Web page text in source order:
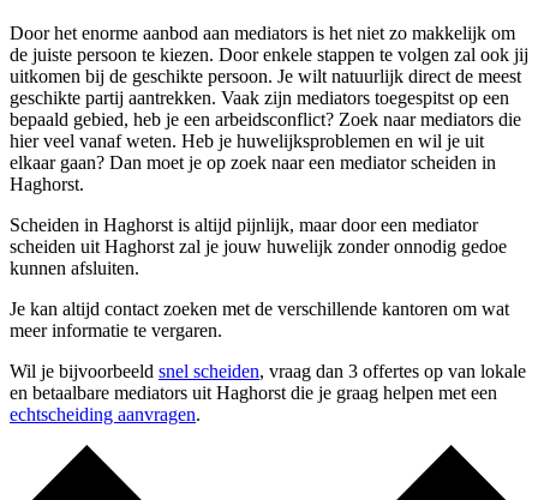
Door het enorme aanbod aan mediators is het niet zo makkelijk om
de juiste persoon te kiezen. Door enkele stappen te volgen zal ook jij
uitkomen bij de geschikte persoon. Je wilt natuurlijk direct de meest
geschikte partij aantrekken. Vaak zijn mediators toegespitst op een
bepaald gebied, heb je een arbeidsconflict? Zoek naar mediators die
hier veel vanaf weten. Heb je huwelijksproblemen en wil je uit
elkaar gaan? Dan moet je op zoek naar een mediator scheiden in
Haghorst.
Scheiden in Haghorst is altijd pijnlijk, maar door een mediator
scheiden uit Haghorst zal je jouw huwelijk zonder onnodig gedoe
kunnen afsluiten.
Je kan altijd contact zoeken met de verschillende kantoren om wat
meer informatie te vergaren.
Wil je bijvoorbeeld snel scheiden, vraag dan 3 offertes op van lokale
en betaalbare mediators uit Haghorst die je graag helpen met een
echtscheiding aanvragen.